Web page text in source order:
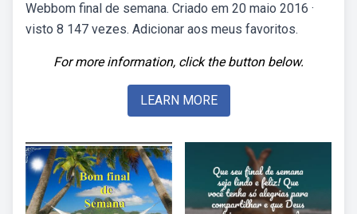
Webbom final de semana. Criado em 20 maio 2016 ·
visto 8 147 vezes. Adicionar aos meus favoritos.
For more information, click the button below.
LEARN MORE